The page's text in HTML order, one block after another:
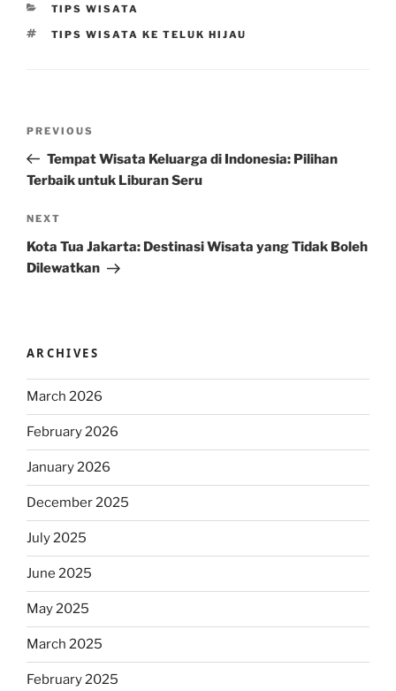
CATEGORIES
TIPS WISATA
TAGS
TIPS WISATA KE TELUK HIJAU
Previous
Post
PREVIOUS
Tempat Wisata Keluarga di Indonesia: Pilihan
Terbaik untuk Liburan Seru
Next
Post
NEXT
Kota Tua Jakarta: Destinasi Wisata yang Tidak Boleh
Dilewatkan
ARCHIVES
March 2026
February 2026
January 2026
December 2025
July 2025
June 2025
May 2025
March 2025
February 2025